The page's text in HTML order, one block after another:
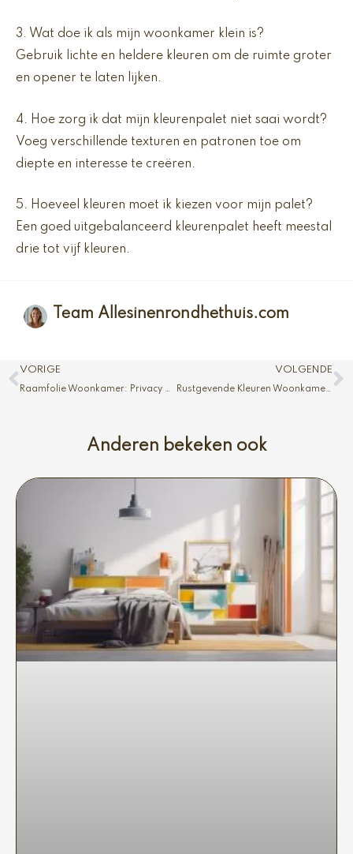
3. Wat doe ik als mijn woonkamer klein is?
Gebruik lichte en heldere kleuren om de ruimte groter
en opener te laten lijken.
4. Hoe zorg ik dat mijn kleurenpalet niet saai wordt?
Voeg verschillende texturen en patronen toe om
diepte en interesse te creëren.
5. Hoeveel kleuren moet ik kiezen voor mijn palet?
Een goed uitgebalanceerd kleurenpalet heeft meestal
drie tot vijf kleuren.
Team Allesinenrondhethuis.com
Vorige
VORIGE
Raamfolie Woonkamer: Privacy en Sfeer
VOLGENDE
Rustgevende Kleuren Woonkamer: Kalme Sfeer
Anderen bekeken ook